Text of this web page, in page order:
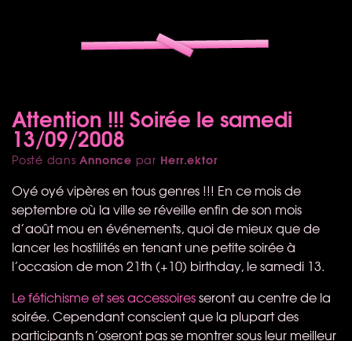
Attention !!! Soirée le samedi
13/09/2008
Posté dansAnnonce par Herr.ektor
Oyé oyé vipères en tous genres !!! En ce mois de
septembre où la ville se réveille enfin de son mois
d’août mou en événements, quoi de mieux que de
lancer les hostilités en tenant une petite soirée à
l’occasion de mon 21th (+10) birthday, le samedi 13.
Le fétichisme et ses accessoiresseront au centre de la
soirée. Cependant conscient que la plupart des
participants n’oseront pas se montrer sous leur meilleur